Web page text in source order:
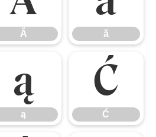
Ă ă
ą
ą
Ć
Ć